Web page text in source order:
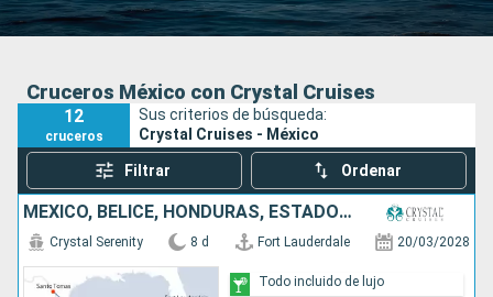
Buscar
Cruceros México con Crystal Cruises
12
cruceros
Sus criterios de búsqueda:
Crystal Cruises - México
Filtrar Ordenar
MÉXICO, BELICE, HONDURAS, ESTADOS UNIDOS
Crystal Serenity 8 d Fort Lauderdale 20/03/2028
Todo incluido de lujo